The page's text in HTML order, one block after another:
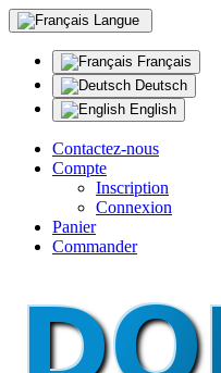
Langue
Français
Deutsch
English
Contactez-nous
Compte
Inscription
Connexion
Panier
Commander